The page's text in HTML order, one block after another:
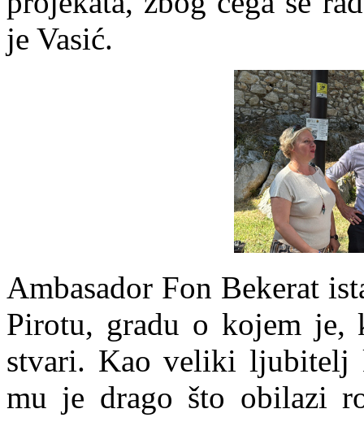
je Vasić.
Ambasador Fon Bekerat
Pirotu, gradu o kojem je,
stvari. Kao veliki ljubitelj
mu je drago što obilazi